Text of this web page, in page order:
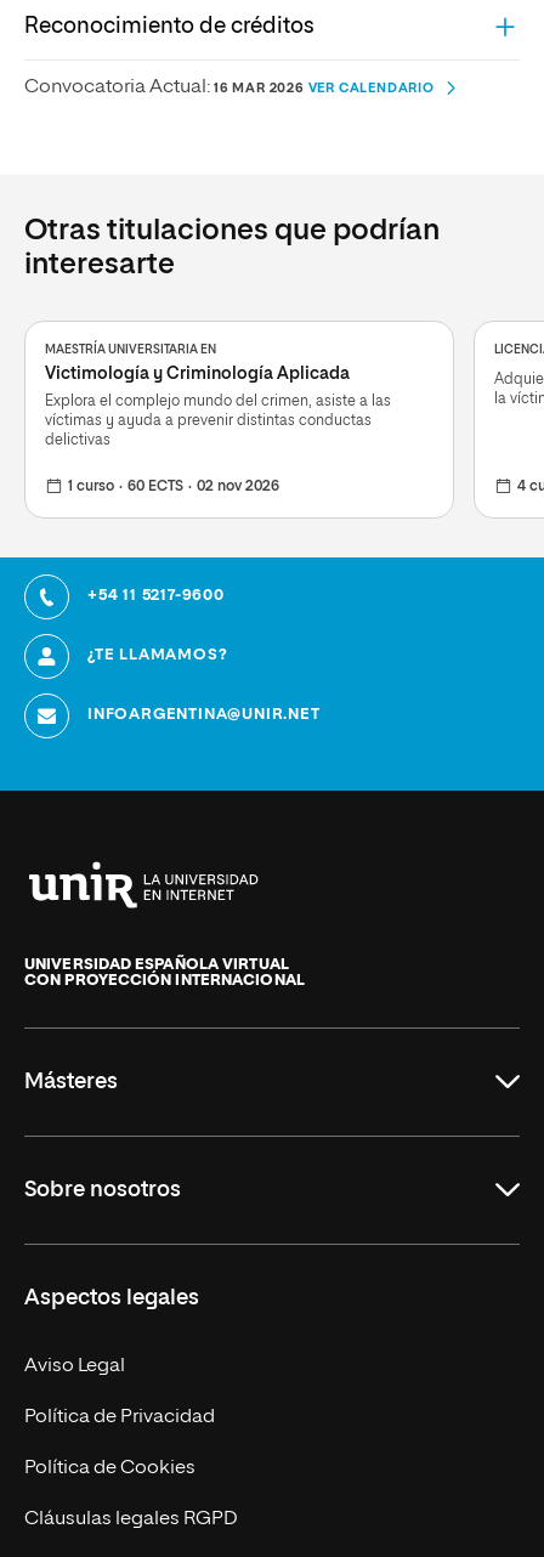
Reconocimiento de créditos
Convocatoria Actual: 16 MAR 2026 VER CALENDARIO
Otras titulaciones que podrían
interesarte
MAESTRÍA UNIVERSITARIA EN
Victimología y Criminología Aplicada
Explora el complejo mundo del crimen, asiste a las
víctimas y ayuda a prevenir distintas conductas
delictivas
1 curso 60 ECTS 02 nov 2026
la
4
+54 11 5217-9600
¿TE LLAMAMOS?
INFOARGENTINA@UNIR.NET
de
La
UNIVERSIDAD ESPAÑOLA VIRTUAL
CON PROYECCIÓN INTERNACIONAL
Másteres
Derecho
Empresa
MBA
Marketing y Comunicación
Ingeniería
Diseño
Sobre nosotros
Nuestro Equipo
Contacto
Aspectos legales
Aviso Legal
Política de Privacidad
Política de Cookies
Cláusulas legales RGPD